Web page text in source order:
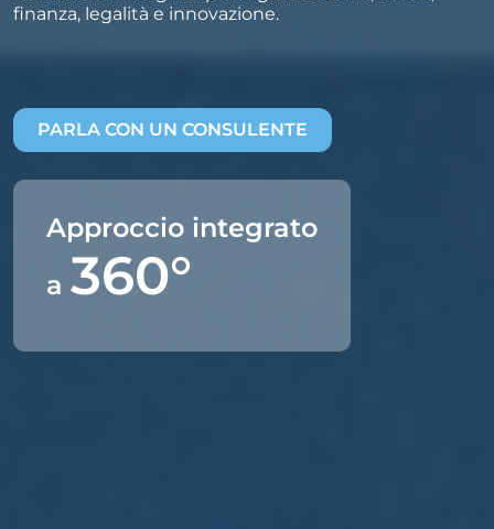
finanza, legalità e innovazione.
PARLA CON UN CONSULENTE
Approccio integrato
a 360°